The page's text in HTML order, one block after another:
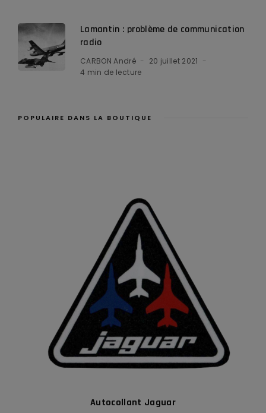
Lamantin : problème de communication
radio
CARBON André
20 juillet 2021
4 min de lecture
POPULAIRE DANS LA BOUTIQUE
Autocollant Jaguar